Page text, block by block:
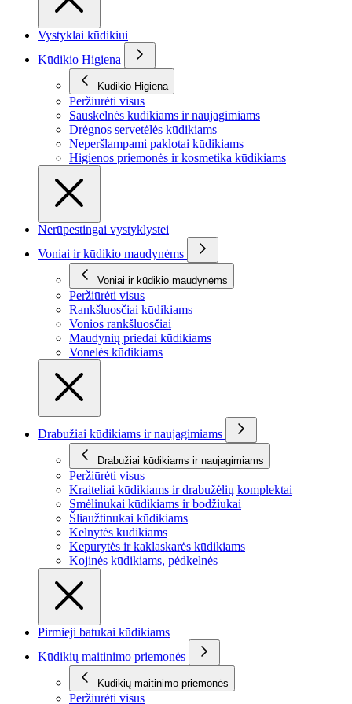
Vystyklai kūdikiui
Kūdikio Higiena
Kūdikio Higiena
Peržiūrėti visus
Sauskelnės kūdikiams ir naujagimiams
Drėgnos servetėlės kūdikiams
Neperšlampami paklotai kūdikiams
Higienos priemonės ir kosmetika kūdikiams
Nerūpestingai vystyklystei
Voniai ir kūdikio maudynėms
Voniai ir kūdikio maudynėms
Peržiūrėti visus
Rankšluosčiai kūdikiams
Vonios rankšluosčiai
Maudynių priedai kūdikiams
Vonelės kūdikiams
Drabužiai kūdikiams ir naujagimiams
Drabužiai kūdikiams ir naujagimiams
Peržiūrėti visus
Kraiteliai kūdikiams ir drabužėlių komplektai
Smėlinukai kūdikiams ir bodžiukai
Šliaužtinukai kūdikiams
Kelnytės kūdikiams
Kepurytės ir kaklaskarės kūdikiams
Kojinės kūdikiams, pėdkelnės
Pirmieji batukai kūdikiams
Kūdikių maitinimo priemonės
Kūdikių maitinimo priemonės
Peržiūrėti visus